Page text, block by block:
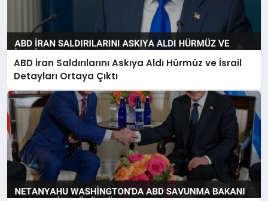
ABD İran Saldırılarını Askıya Aldı Hürmüz ve İsrail
Detayları Ortaya Çıktı